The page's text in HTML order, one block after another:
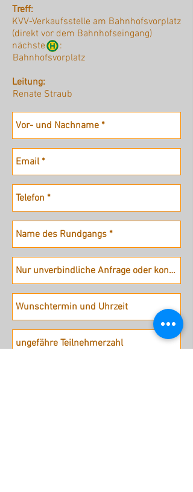
Treff:
KVV-Verkaufsstelle am Bahnhofsvorplatz
(direkt vor dem Bahnhofseingang)
nächste :
Bahnhofsvorplatz
Leitung:
Renate Straub